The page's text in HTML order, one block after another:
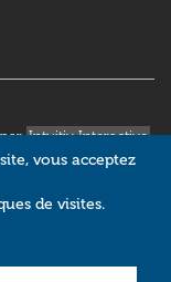
parIntuitiv Interactive
vous acceptez
de visites.